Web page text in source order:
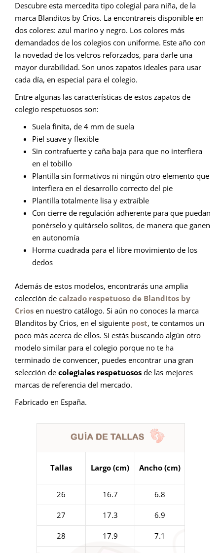
Descubre esta mercedita tipo colegial para niña, de la
marca Blanditos by Crios. La encontrareis disponible en
dos colores: azul marino y negro. Los colores más
demandados de los colegios con uniforme. Este año con
la novedad de los velcros reforzados, para darle una
mayor durabilidad. Son unos zapatos ideales para usar
cada día, en especial para el colegio.
Entre algunas las características de estos zapatos de
colegio respetuosos son:
Suela finita, de 4 mm de suela
Piel suave y flexible
Sin contrafuerte y caña baja para que no interfiera
en el tobillo
Plantilla sin formativos ni ningún otro elemento que
interfiera en el desarrollo correcto del pie
Plantilla totalmente lisa y extraíble
Con cierre de regulación adherente para que puedan
ponérselo y quitárselo solitos, de manera que ganen
en autonomía
Horma cuadrada para el libre movimiento de los
dedos
Además de estos modelos, encontrarás una amplia
colección de calzado respetuoso de Blanditos by
Crios en nuestro catálogo. Si aún no conoces la marca
Blanditos by Crios, en el siguiente post, te contamos un
poco más acerca de ellos. Si estás buscando algún otro
modelo similar para el colegio porque no te ha
terminado de convencer, puedes encontrar una gran
selección de colegiales respetuosos de las mejores
marcas de referencia del mercado.
Fabricado en España.
Tallas Largo (cm) Ancho (cm)
26 16.7 6.8
27 17.3 6.9
28 17.9 7.1